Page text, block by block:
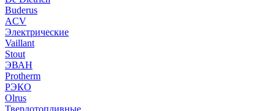
Buderus
ACV
Электрические
Vaillant
Stout
ЭВАН
Protherm
РЭКО
Olrus
Твердотопливные